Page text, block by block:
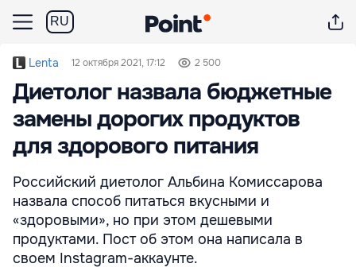
RU
Lenta 12 октября 2021, 17:12 2 500
Диетолог назвала бюджетные
замены дорогих продуктов
для здорового питания
Российский диетолог Альбина Комиссарова
назвала способ питаться вкусными и
«здоровыми», но при этом дешевыми
продуктами. Пост об этом она написала в
своем Instagram-аккаунте.